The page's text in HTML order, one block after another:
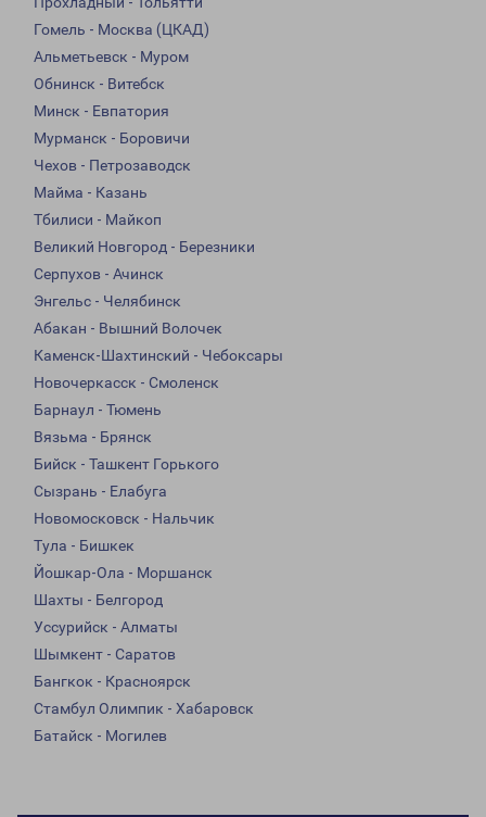
Гомель - Москва (ЦКАД)
Альметьевск - Муром
Обнинск - Витебск
Минск - Евпатория
Мурманск - Боровичи
Чехов - Петрозаводск
Майма - Казань
Тбилиси - Майкоп
Великий Новгород - Березники
Серпухов - Ачинск
Энгельс - Челябинск
Абакан - Вышний Волочек
Каменск-Шахтинский - Чебоксары
Новочеркасск - Смоленск
Барнаул - Тюмень
Вязьма - Брянск
Бийск - Ташкент Горького
Сызрань - Елабуга
Новомосковск - Нальчик
Тула - Бишкек
Йошкар-Ола - Моршанск
Шахты - Белгород
Уссурийск - Алматы
Шымкент - Саратов
Бангкок - Красноярск
Стамбул Олимпик - Хабаровск
Батайск - Могилев